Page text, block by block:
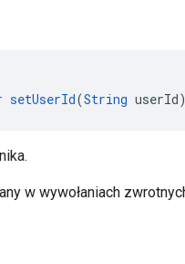
setUserId(String userId)
w wywołaniach